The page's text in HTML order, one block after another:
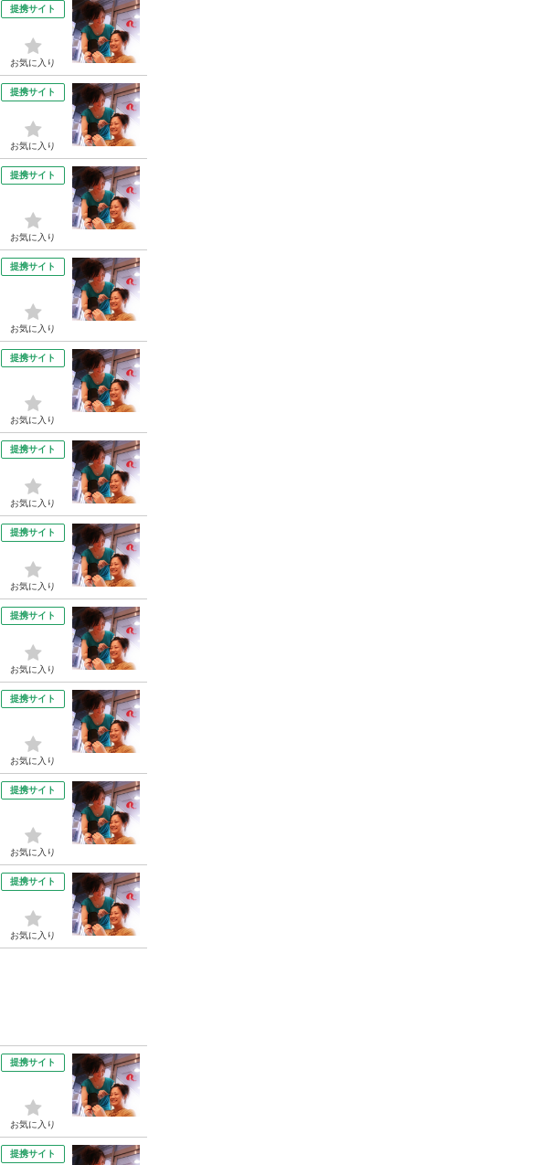
提携サイト
お気に入り
提携サイト
お気に入り
提携サイト
お気に入り
提携サイト
お気に入り
提携サイト
お気に入り
提携サイト
お気に入り
提携サイト
お気に入り
提携サイト
お気に入り
提携サイト
お気に入り
提携サイト
お気に入り
提携サイト
お気に入り
提携サイト
お気に入り
提携サイト